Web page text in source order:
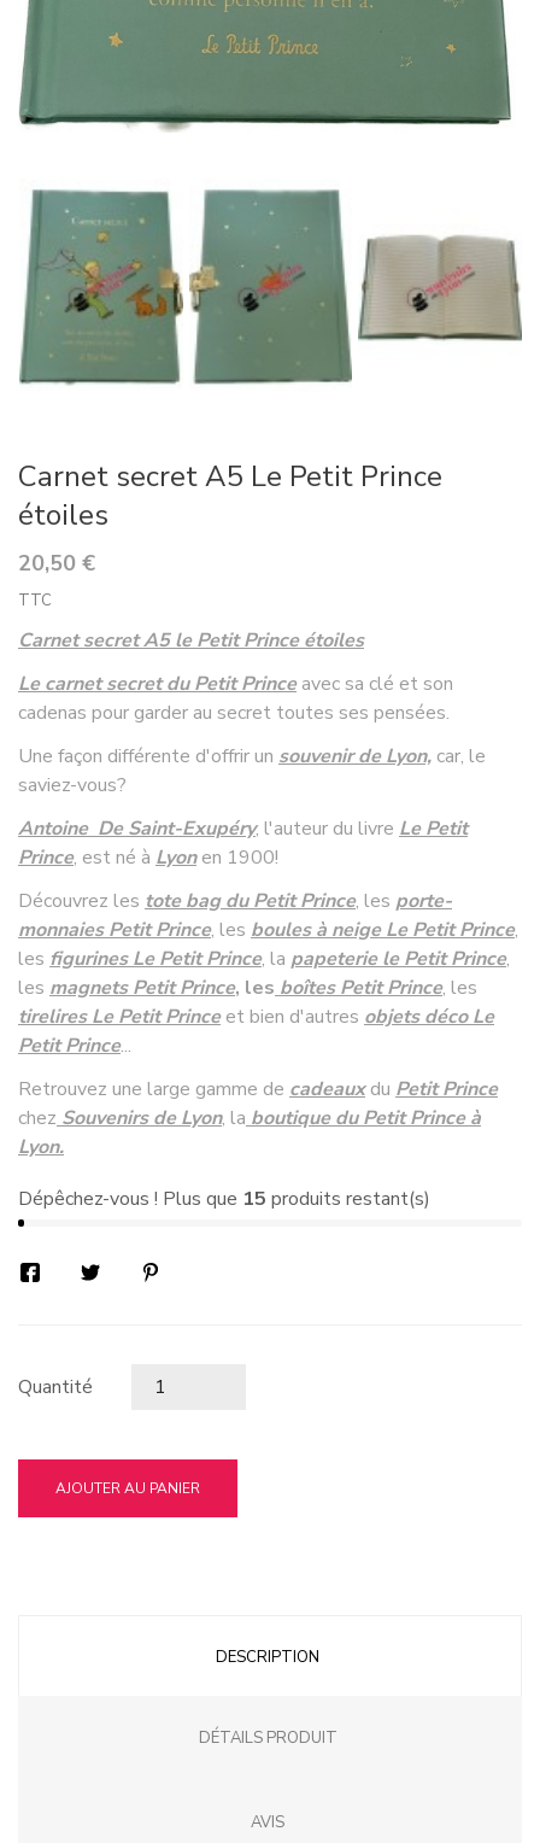
Carnet secret A5 Le Petit Prince
étoiles
20,50 €
TTC
Carnet secret A5 le Petit Prince étoiles
Le carnet secret du Petit Prince avec sa clé et son
cadenas pour garder au secret toutes ses pensées.
Une façon différente d'offrir un souvenir de Lyon, car, le
saviez-vous?
Antoine De Saint-Exupéry, l'auteur du livre Le Petit
Prince, est né à Lyon en 1900!
Découvrez les tote bag du Petit Prince, les porte-
monnaies Petit Prince, les boules à neige Le Petit Prince,
les figurines Le Petit Prince, la papeterie le Petit Prince,
les magnets Petit Prince, les boîtes Petit Prince, les
tirelires Le Petit Princeet bien d'autres objets déco Le
Petit Prince...
Retrouvez une large gamme de cadeauxdu Petit Prince
chez Souvenirs de Lyon, la boutique du Petit Prince à
Lyon.
Dépêchez-vous ! Plus que 15 produits restant(s)
Quantité
AJOUTER AU PANIER
DESCRIPTION
DÉTAILS PRODUIT
AVIS